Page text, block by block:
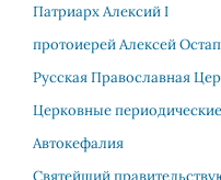
Патриарх Алекcий I
протоиерей Алексей
Русская Православная
Церковные
Автокефалия